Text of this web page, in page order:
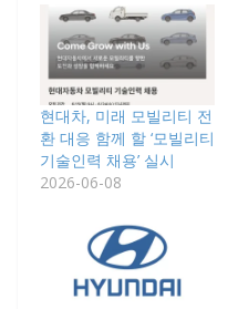
현대차, 미래 모빌리티 전
환 대응 함께 할 ‘모빌리티
기술인력 채용’ 실시
2026-06-08